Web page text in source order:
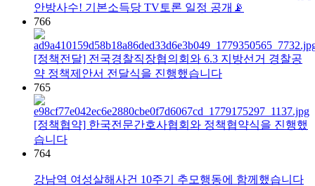
안방사수! 기본소득당 TV토론 일정 공개📡
766
[정책전달] 전국경찰직장협의회와 6.3 지방선거 경찰공
약 정책제안서 전달식을 진행했습니다
765
[정책협약] 한국전문간호사협회와 정책협약식을 진행했
습니다
764
강남역 여성살해사건 10주기 추모행동에 함께했습니다